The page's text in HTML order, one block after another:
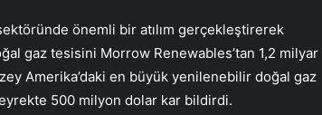
önemli bir atılım gerçekleştirerek
gaz tesisini Morrow Renewables’tan 1,2 milyar
Amerika’daki en büyük yenilenebilir doğal gaz
500 milyon dolar kar bildirdi.